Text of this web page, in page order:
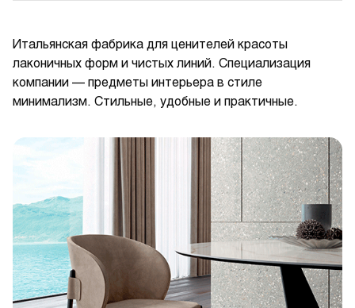
Итальянская фабрика для ценителей красоты
лаконичных форм и чистых линий. Специализация
компании — предметы интерьера в стиле
минимализм. Стильные, удобные и практичные.